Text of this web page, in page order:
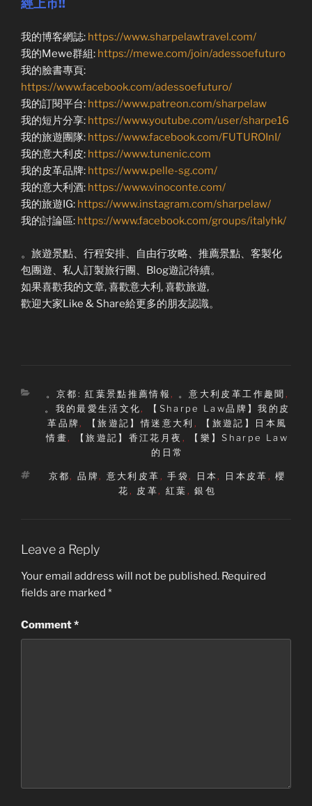
經上市!!
我的博客網誌: https://www.sharpelawtravel.com/
我的Mewe群組: https://mewe.com/join/adessoefuturo
我的臉書專頁:
https://www.facebook.com/adessoefuturo/
我的訂閱平台: https://www.patreon.com/sharpelaw
我的短片分享: https://www.youtube.com/user/sharpe16
我的旅遊團隊: https://www.facebook.com/FUTUROInI/
我的意大利皮: https://www.tunenic.com
我的皮革品牌: https://www.pelle-sg.com/
我的意大利酒: https://www.vinoconte.com/
我的旅遊IG: https://www.instagram.com/sharpelaw/
我的討論區: https://www.facebook.com/groups/italyhk/
。旅遊景點、行程安排、自由行攻略、推薦景點、客製化
包團遊、私人訂製旅行團、Blog遊記待續。
如果喜歡我的文章, 喜歡意大利, 喜歡旅遊,
歡迎大家Like & Share給更多的朋友認識。
Categories
。京都: 紅葉景點推薦情報, 。意大利皮革工作趣聞,
。我的最愛生活文化,
【Sharpe Law品牌】我的皮
革品牌, 【旅遊記】情迷意大利 ,
【旅遊記】日本風
情畫, 【旅遊記】香江花月夜 ,
【樂】Sharpe Law
的日常
Tags
京都,品牌, 意大利皮革,手袋, 日本, 日本皮革,櫻
花, 皮革, 紅葉,銀包
Leave a Reply
Your email address will not be published. Required
fields are marked *
Comment*